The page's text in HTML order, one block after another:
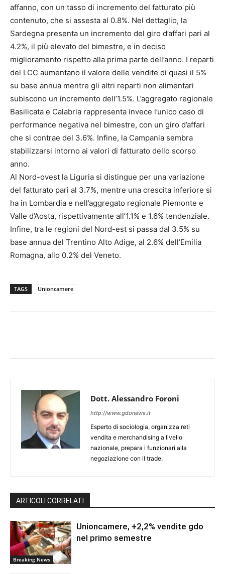
affanno, con un tasso di incremento del fatturato più
contenuto, che si assesta al 0.8%. Nel dettaglio, la
Sardegna presenta un incremento del giro d’affari pari al
4.2%, il più elevato del bimestre, e in deciso
miglioramento rispetto alla prima parte dell’anno. I reparti
del LCC aumentano il valore delle vendite di quasi il 5%
su base annua mentre gli altri reparti non alimentari
subiscono un incremento dell’1.5%. L’aggregato regionale
Basilicata e Calabria rappresenta invece l’unico caso di
performance negativa nel bimestre, con un giro d’affari
che si contrae del 3.6%. Infine, la Campania sembra
stabilizzarsi intorno ai valori di fatturato dello scorso
anno.
Al Nord-ovest la Liguria si distingue per una variazione
del fatturato pari al 3.7%, mentre una crescita inferiore si
ha in Lombardia e nell’aggregato regionale Piemonte e
Valle d’Aosta, rispettivamente all’1.1% e 1.6% tendenziale.
Infine, tra le regioni del Nord-est si passa dal 3.5% su
base annua del Trentino Alto Adige, al 2.6% dell’Emilia
Romagna, allo 0.2% del Veneto.
TAGS Unioncamere
Dott. Alessandro Foroni
http://www.gdonews.it
Esperto di sociologia, organizza reti
vendita e merchandising a livello
nazionale, prepara i funzionari alla
negoziazione con il trade.
ARTICOLI CORRELATI
Breaking News
Unioncamere, +2,2% vendite gdo
nel primo semestre